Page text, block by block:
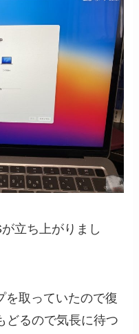
立ち上がりまし
を取っていたので復
どるので気長に待つ